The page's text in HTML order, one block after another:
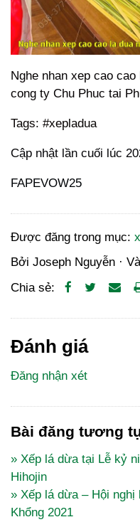
Nghe nhan xep cao
cong ty Chu Phuc tai
Tags: #xepladua
Cập nhật lần cuối lúc
FAPEVOW25
Được đăng trong mục:
Bởi Joseph Nguyễn ·
Chia sẻ:
Đánh giá
Đăng nhận xét
Bài đăng tương
» Xếp lá dừa tại Lễ kỷ
Hihojin
» Xếp lá dừa – Hội nghị
Khổng 2021